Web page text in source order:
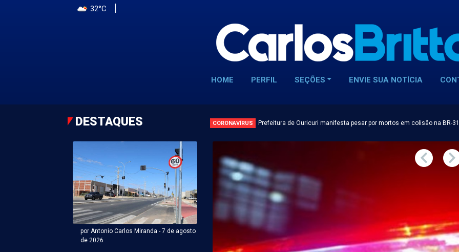
32°C
HOME PERFIL SEÇÕES ENVIE SUA NOTÍCIA
DESTAQUES CORONAVÍRUS Prefeitura de Ouricuri manifesta pesar por mortos em colisão na BR-
por Antonio Carlos Miranda - 7 de agosto
de 2026